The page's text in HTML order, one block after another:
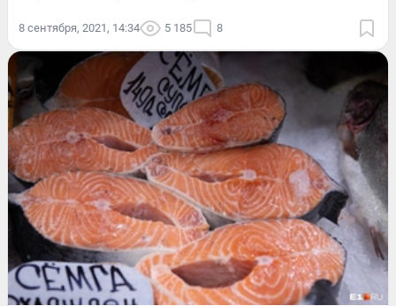
8 сентября, 2021, 14:34 5 185 8